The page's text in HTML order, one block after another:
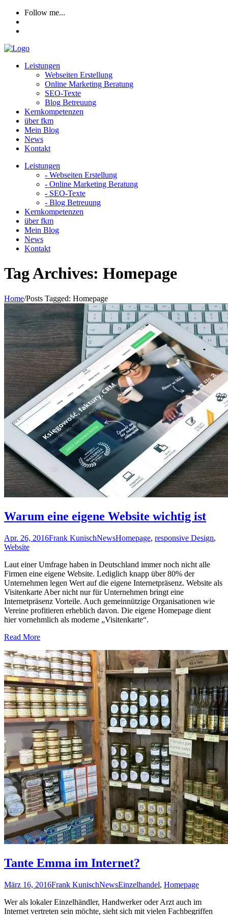
Follow me...
Leistungen
Webseiten Erstellung
Online Marketing Beratung
SEO-Texte
Blog Betreuung
Kernkompetenzen
über fkm
Mein Blog
News
Kontakt
Leistungen
- Webseiten Erstellung
- Online Marketing Beratung
- SEO-Texte
- Blog Betreuung
Kernkompetenzen
über fkm
Mein Blog
News
Kontakt
Tag Archives: Homepage
Home/Posts Tagged: Homepage
Warum eine eigene Website wichtig ist
Apr. 26, 2016Frank KunischNewsHomepage, responsive Design,
Website
Laut einer Umfrage haben in Deutschland immer noch nicht alle
Firmen eine eigene Website. Lediglich knapp über 80% der
Unternehmen legen Wert auf die eigene Internetpräsenz. Website als
Visitenkarte Aber nicht nur für Unternehmen bringt eine
Internetpräsenz Vorteile. Auch gemeinnützige Organisationen wie
Vereine profitieren erheblich davon. Die eigene Homepage dient
hier vornehmlich als moderne „Visitenkarte“.
Read More
Tante Emma im Internet?
März 16, 2016Frank KunischNewsEinzelhandel, Homepage
Wer als lokaler Einzelhändler, Handwerker oder Arzt auch im
Internet vertreten sein möchte, sieht sich mit vielen Fachbegriffen